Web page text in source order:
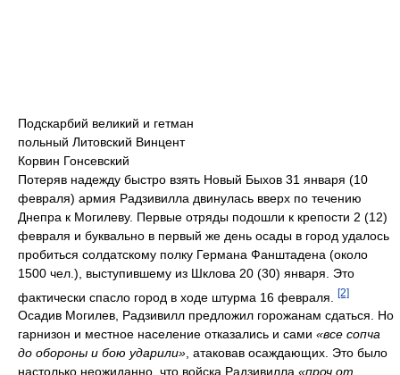
Подскарбий великий и гетман
польный Литовский Винцент
Корвин Гонсевский
Потеряв надежду быстро взять Новый Быхов 31 января (10
февраля) армия Радзивилла двинулась вверх по течению
Днепра к Могилеву. Первые отряды подошли к крепости 2 (12)
февраля и буквально в первый же день осады в город удалось
пробиться солдатскому полку Германа Фанштадена (около
1500 чел.), выступившему из Шклова 20 (30) января. Это
фактически спасло город в ходе штурма 16 февраля.
[2]
Осадив Могилев, Радзивилл предложил горожанам сдаться. Но
гарнизон и местное население отказались и сами «все сопча
до обороны и бою ударили», атаковав осаждающих. Это было
настолько неожиданно, что войска Радзивилла «проч от